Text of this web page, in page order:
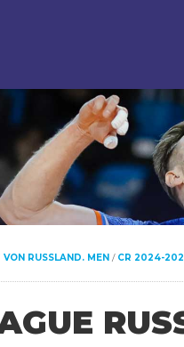
RUSSLAND. MEN / CR 2024-